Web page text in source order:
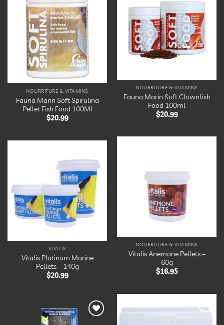
Ajouter
à la
liste
d’envies
NOURRITURE & VITAMINS
Fauna Marin Soft Clownfish
Food 100ml
$20.99
Ajouter
à la
liste
d’envies
NOURRITURE & VITAMINS
Fauna Marin Soft Spirulina
Pellet Fish Food 100Ml
$20.99
NOURRITURE & VITAMINS
Vitalis Anemone Pellets –
60g
$16.95
Ajouter
à la
liste
d’envies
VITALIS
Vitalis Platinum Marine
Pellets – 140g
$20.99